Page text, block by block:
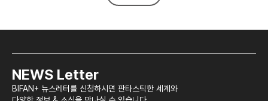
NEWS Letter
BIFAN+ 뉴스레터를 신청하시면 판타스틱한 세계와